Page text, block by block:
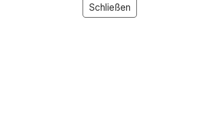
Schließen
Fundort: in der Rosenstraße